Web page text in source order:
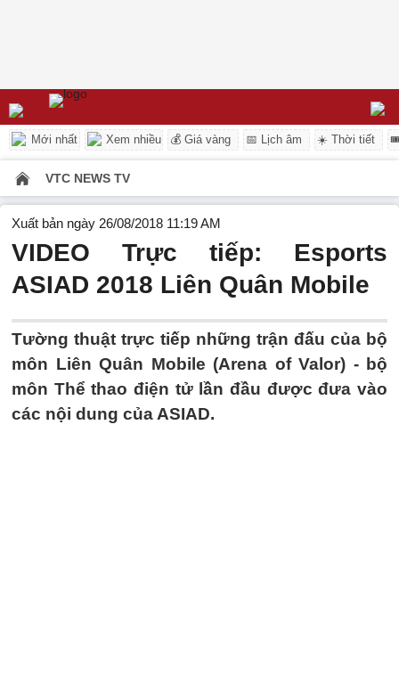
Mới nhất Xem nhiều 💰 Giá vàng 📅 Lịch âm ☀️ Thời tiết
VTC NEWS TV
Xuất bản ngày 26/08/2018 11:19 AM
VIDEO Trực tiếp: Esports
ASIAD 2018 Liên Quân Mobile
Tường thuật trực tiếp những trận đấu của bộ
môn Liên Quân Mobile (Arena of Valor) - bộ
môn Thể thao điện tử lần đầu được đưa vào
các nội dung của ASIAD.